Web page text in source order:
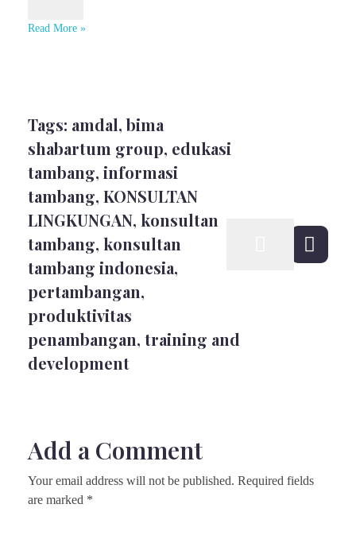
Read More »
Tags: amdal, bima
shabartum group, edukasi
tambang, informasi
tambang, KONSULTAN
LINGKUNGAN, konsultan
tambang, konsultan
tambang indonesia,
pertambangan,
produktivitas
penambangan, training and
development
Add a Comment
Your email address will not be published. Required fields
are marked *